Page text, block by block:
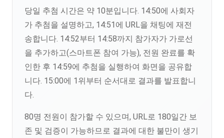
당일 추첨 시간은 약 10분입니다. 14:50에 사회자
가 추첨을 설명하고, 14:51에 URL을 채팅에 재전
송합니다. 14:52부터 14:58까지 참가자가 가로선
을 추가하고(스마트폰 참여 가능), 전원 완료를 확
인한 후 14:59에 추첨을 실행하여 화면을 공유합
니다. 15:00에 1위부터 순서대로 결과를 발표합니
다.
80명 전원이 참가할 수 있으며, URL로 180일간 보
존 및 검증이 가능하므로 결과에 대한 불만이 생기